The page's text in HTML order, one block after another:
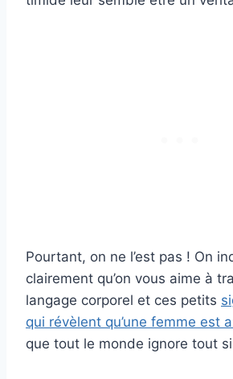
Pourtant, on ne l’est pas ! On
clairement qu’on vous aime à
langage corporel et ces petits
qui révèlent qu’une femme est
que tout le monde ignore tout